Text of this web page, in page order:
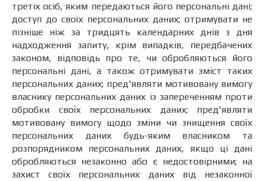
третіх осіб, яким передаються його персональні дані;
доступ до своїх персональних даних; отримувати не
пізніше ніж за тридцять календарних днів з дня
надходження запиту, крім випадків, передбачених
законом, відповідь про те, чи обробляються його
персональні дані, а також отримувати зміст таких
персональних даних; пред'являти мотивовану вимогу
власнику персональних даних із запереченням проти
обробки своїх персональних даних; пред'являти
мотивовану вимогу щодо зміни чи знищення своїх
персональних даних будь-яким власником та
розпорядником персональних даних, якщо ці дані
обробляються незаконно або є недостовірними; на
захист своїх персональних даних від незаконної